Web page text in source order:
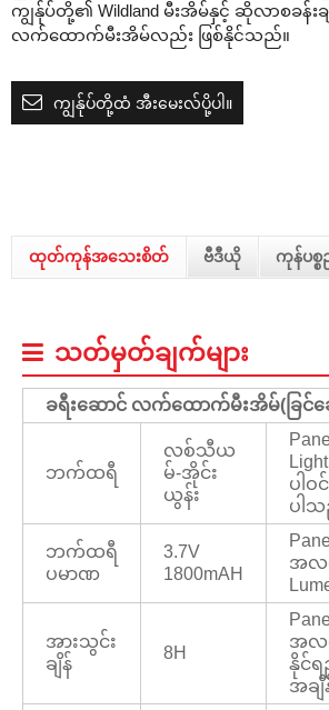
ကျွန်ုပ်တို့၏ Wildland မီးအိမ်နှင့် ဆိုလာစခန်
လက်ထောက်မီးအိမ်လည်း ဖြစ်နိုင်သည်။
ကျွန်ုပ်တို့ထံ အီးမေးလ်ပို့ပါ။
ထုတ်ကုန်အသေးစိတ် ဗီဒီယို ကုန်ပစ္
သတ်မှတ်ချက်များ
ခရီးဆောင် လက်ထောက်မီးအိမ်( ခြင်
ဘက်ထရီ
လစ်သီယ
မ်-အိုင်း
ယွန်း
Light
ပါဝင်
ပါ
ဘက်ထရီ
ပမာဏ
3.7V
1800mAH
အလ
အားသွင်း
ချိန်
8H
အလ
နိုင်
အချိ